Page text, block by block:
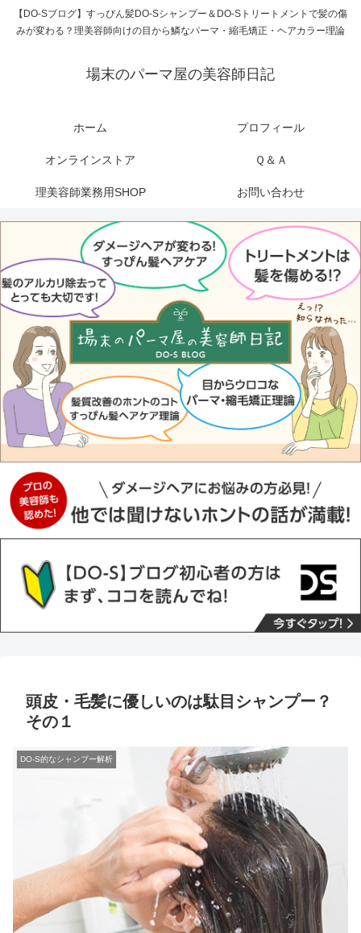
【DO-Sブログ】すっぴん髪DO-Sシャンプー＆DO-Sトリートメントで髪の傷
みが変わる？理美容師向けの目から鱗なパーマ・縮毛矯正・ヘアカラー理論
場末のパーマ屋の美容師日記
ホーム プロフィール
オンラインストア Ｑ＆Ａ
理美容師業務用SHOP お問い合わせ
頭皮・毛髪に優しいのは駄目シャンプー？
その１
DO-S的なシャンプー解析